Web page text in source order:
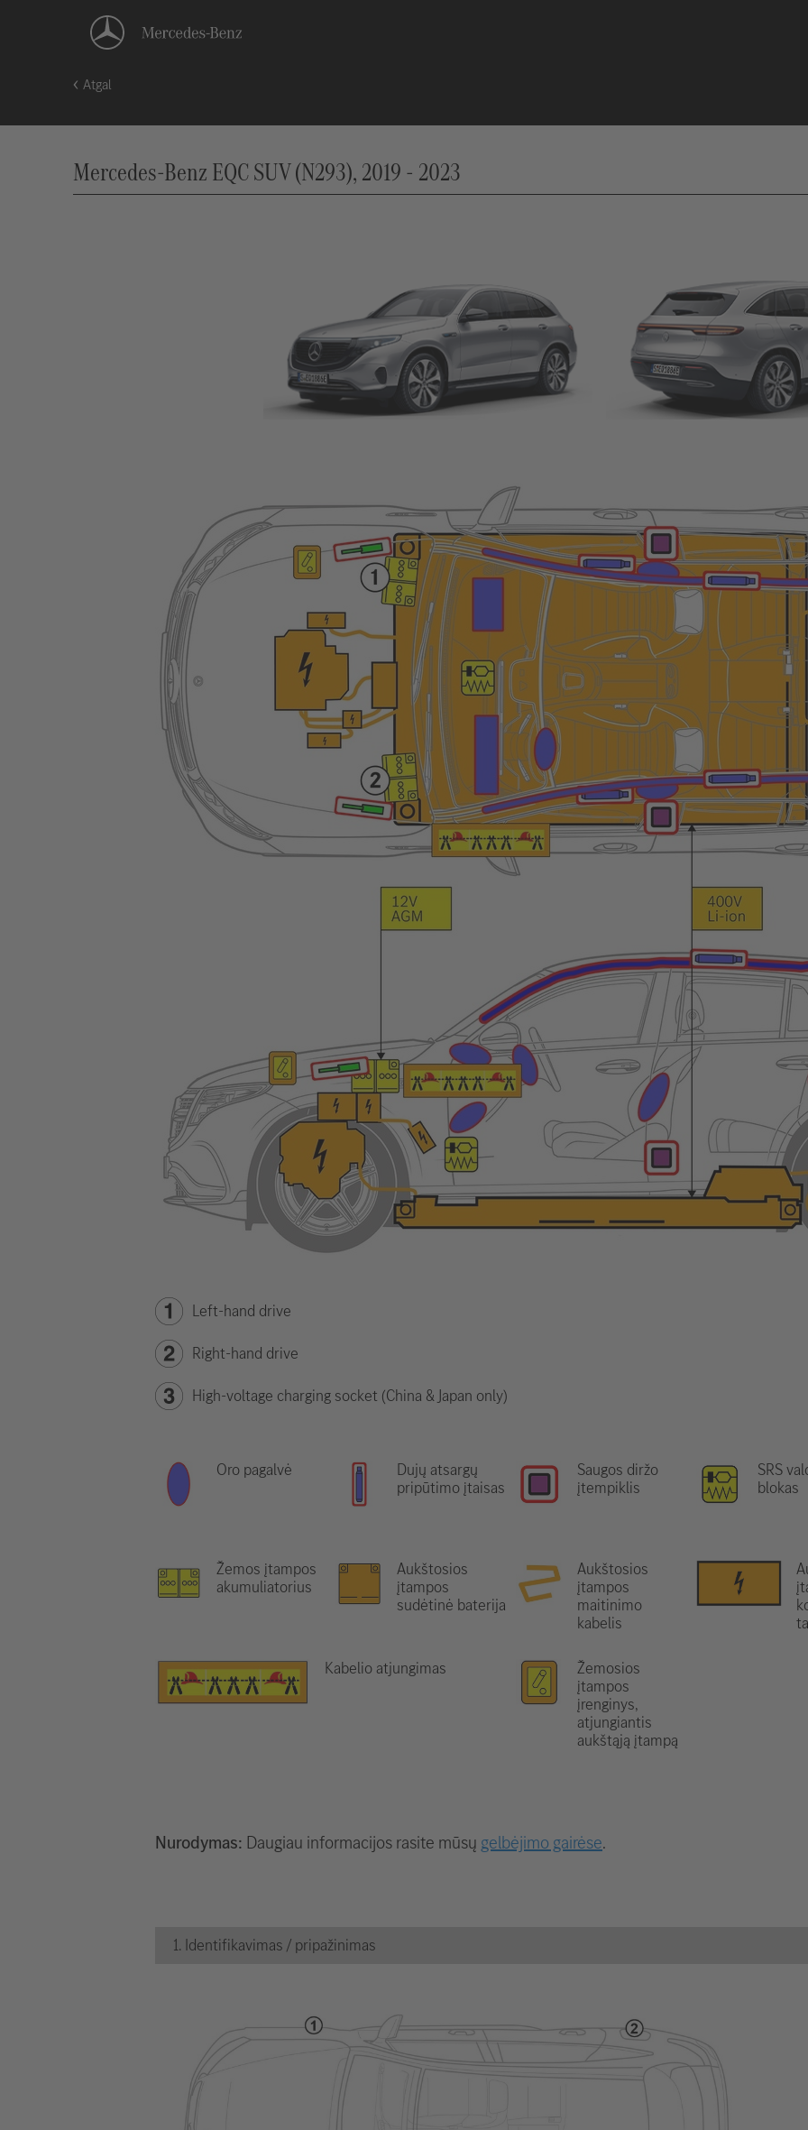
Atgal
Mercedes-Benz EQC SUV (N293), 2019 - 2023
Left-hand drive
Right-hand drive
High-voltage charging socket (China & Japan only)
Oro pagalvė
Dujų atsargų
pripūtimo įtaisas
Saugos diržo
įtempiklis
SRS
blokas
Žemos įtampos
akumuliatorius
Aukštosios
įtampos
sudėtinė baterija
Aukštosios
įtampos
maitinimo
kabelis
Kabelio atjungimas
Žemosios
įtampos
įrenginys,
atjungiantis
aukštąją įtampą
Nurodymas: Daugiau informacijos rasite mūsų gelbėjimo gairėse.
1. Identifikavimas / pripažinimas